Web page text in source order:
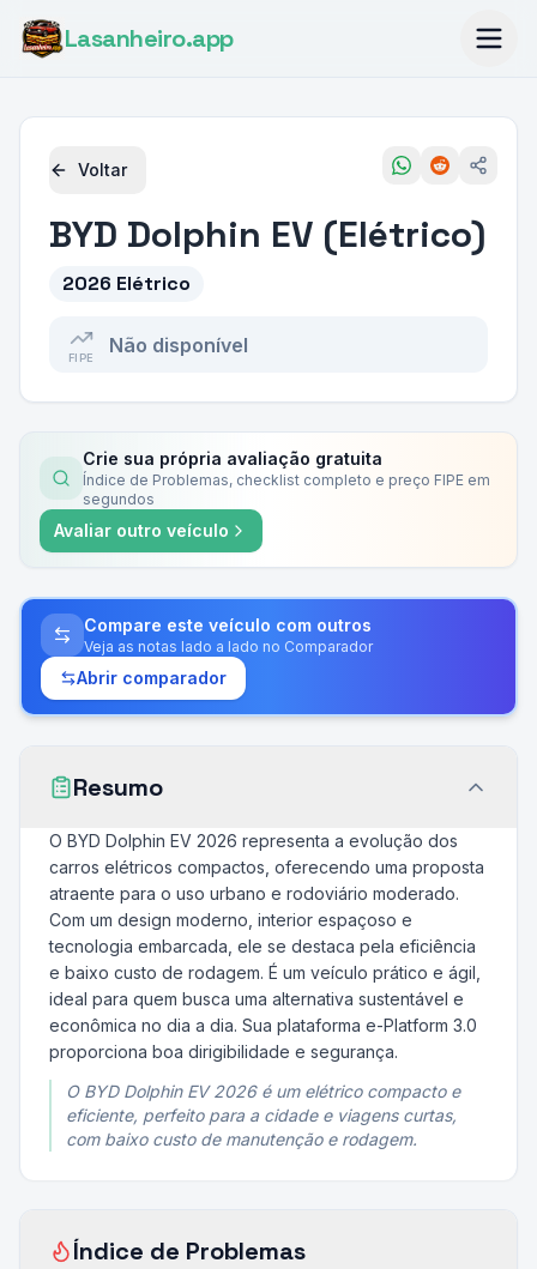
Lasanheiro.app
Voltar
BYD Dolphin EV (Elétrico)
2026 Elétrico
FIPE
Não disponível
Crie sua própria avaliação gratuita
Índice de Problemas, checklist completo e preço FIPE em
segundos
Avaliar outro veículo
Compare este veículo com outros
Veja as notas lado a lado no Comparador
Abrir comparador
Resumo
O BYD Dolphin EV 2026 representa a evolução dos
carros elétricos compactos, oferecendo uma proposta
atraente para o uso urbano e rodoviário moderado.
Com um design moderno, interior espaçoso e
tecnologia embarcada, ele se destaca pela eficiência
e baixo custo de rodagem. É um veículo prático e ágil,
ideal para quem busca uma alternativa sustentável e
econômica no dia a dia. Sua plataforma e-Platform 3.0
proporciona boa dirigibilidade e segurança.
O BYD Dolphin EV 2026 é um elétrico compacto e
eficiente, perfeito para a cidade e viagens curtas,
com baixo custo de manutenção e rodagem.
Índice de Problemas